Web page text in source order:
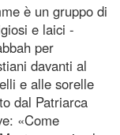
è un gruppo di
e laici -
per
davanti al
e alle sorelle
dal Patriarca
«Come